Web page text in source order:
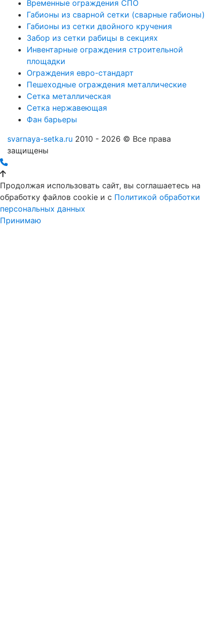
Временные ограждения СПО
Габионы из сварной сетки (сварные габионы)
Габионы из сетки двойного кручения
Забор из сетки рабицы в секциях
Инвентарные ограждения строительной
площадки
Ограждения евро-стандарт
Пешеходные ограждения металлические
Сетка металлическая
Сетка нержавеющая
Фан барьеры
svarnaya-setka.ru 2010 - 2026 © Все права
защищены
Продолжая использовать сайт, вы соглашаетесь на
обработку файлов cookie и c Политикой обработки
персональных данных
Принимаю